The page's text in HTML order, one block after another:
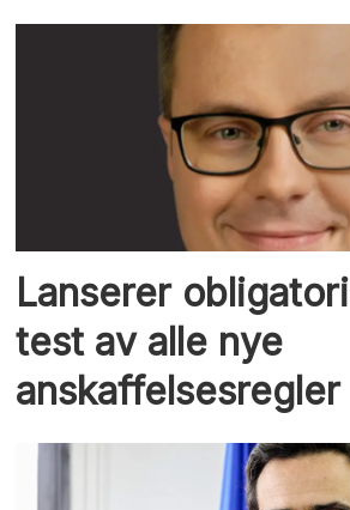
Lanserer
test av alle nye
anskaffelsesregler